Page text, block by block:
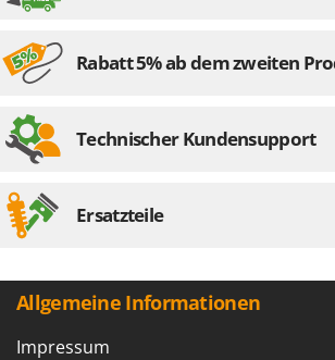
Rabatt 5% ab dem zweiten
Technischer Kundensupport
Ersatzteile
Allgemeine Informationen
Impressum